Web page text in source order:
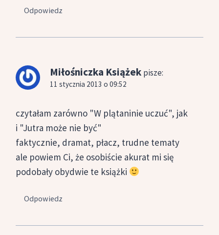
Odpowiedz
Miłośniczka Książek pisze:
11 stycznia 2013 o 09:52
czytałam zarówno "W plątaninie uczuć", jak
i "Jutra może nie być"
faktycznie, dramat, płacz, trudne tematy
ale powiem Ci, że osobiście akurat mi się
podobały obydwie te książki
Odpowiedz